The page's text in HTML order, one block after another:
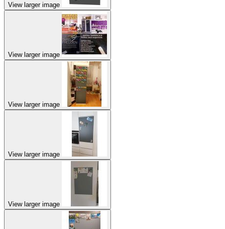
View larger image
View larger image
View larger image
View larger image
View larger image